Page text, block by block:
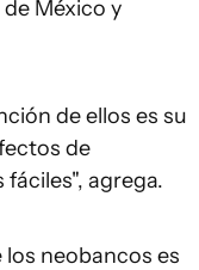
México y
de ellos es su
de
agrega.
los neobancos es